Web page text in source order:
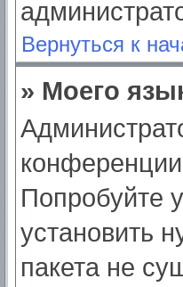
Вернуться к
» Моего
Попробуйте
установить
пакета не